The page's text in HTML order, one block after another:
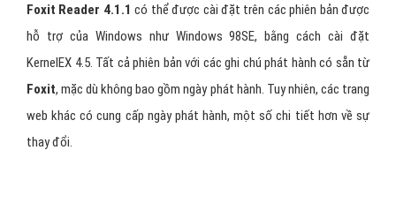
Foxit Reader 4.1.1 có thể được cài đặt trên các phiên bản được
hỗ trợ của Windows như Windows 98SE, bằng cách cài đặt
KernelEX 4.5. Tất cả phiên bản với các ghi chú phát hành có sẵn từ
Foxit, mặc dù không bao gồm ngày phát hành. Tuy nhiên, các trang
web khác có cung cấp ngày phát hành, một số chi tiết hơn về sự
thay đổi.